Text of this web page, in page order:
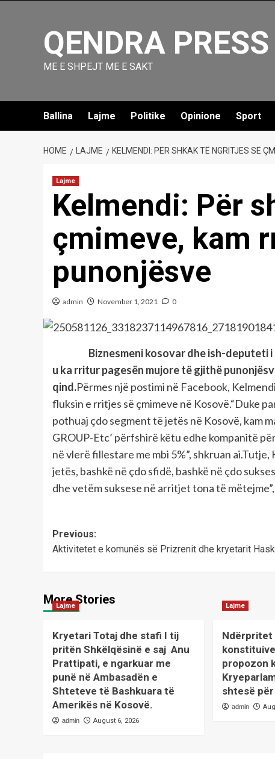
QENDRA PRESS
ME E SHPEJT ME E SAKT
Ballina Lajme Politike Opinione Sport
HOME LAJME KELMENDI: PËR SHKAK TË NGRITJES SË
Lajme
Kelmendi: Për
çmimeve, kam
punonjësve
admin November 1, 2021 0
Biznesmeni kosovar dhe ish-deputeti i
u ka rritur pagesën mujore të gjithë
qind.Përmes një postimi në Facebook,
fluksin e rritjes së çmimeve në Kosovë.“Duke
pothuaj çdo segment të jetës në Kosovë, kam
GROUP-Etc’ përfshirë këtu edhe kompanitë
në vlerë fillestare me mbi 5%”, shkruan
jetës, bashkë në çdo sfidë, bashkë në çdo
dhe vetëm suksese në arritjet tona të
Post
navigation
Previous:
Aktivitetet e komunës së Prizrenit dhe kryetarit
More Stories
Lajme
Kryetari Totaj dhe stafi I tij
pritën Shkëlqësinë e saj Anu
Prattipati, e ngarkuar me
punë në Ambasadën e
Shteteve të Bashkuara të
Amerikës në Kosovë.
admin August 6, 2026
Lajme
Ndërpritet
propozon
shtesë
admin